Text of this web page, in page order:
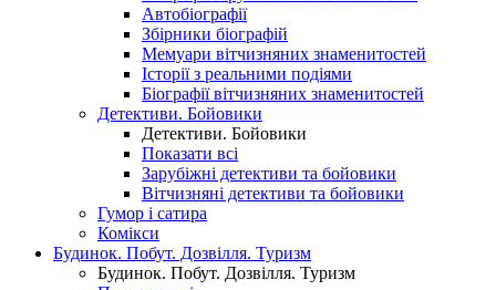
Автобіографії
Збірники біографій
Мемуари вітчизняних знаменитостей
Історії з реальними подіями
Біографії вітчизняних знаменитостей
Детективи. Бойовики
Детективи. Бойовики
Показати всі
Зарубіжні детективи та бойовики
Вітчизняні детективи та бойовики
Гумор і сатира
Комікси
Будинок. Побут. Дозвілля. Туризм
Будинок. Побут. Дозвілля. Туризм